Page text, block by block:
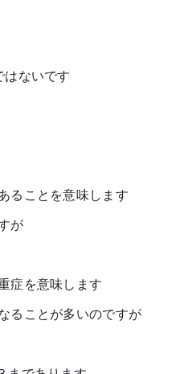
はないです
ることを意味します
が
症を意味します
ることが多いのですが